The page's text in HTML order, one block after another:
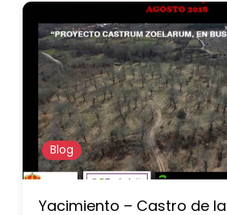
Blog
Yacimiento – Castro de